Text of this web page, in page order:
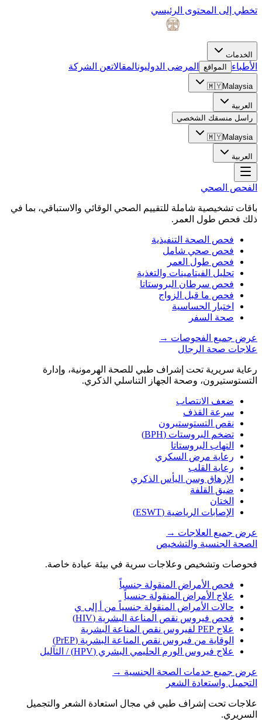
تخطي إلى المحتوى الرئيسي
الخدمات
الأطباء المواقع المرضى الدوليونالمقالاتعن الشركة
🇲🇾Malaysia
العربية
راسل منسقك الشخصي
🇲🇾Malaysia
العربية
الفحص الصحي
باقات تشخيصية شاملة للتقييم الصحي الوقائي والاستباقي، بما في
ذلك فحص طول العمر.
فحص الصحة التنفيذية
فحص صحي شامل
فحص طول العمر
تحليل الفيتامينات والتغذية
فحص سرطان البروستاتا
فحص ما قبل الزواج
اختبار الحساسية
صحة السفر
عرض جميع الفحوصات →
علاجات صحة الرجال
رعاية سريرية تحت إشراف طبي للصحة الهرمونية، وإدارة
التستوستيرون، وصحة الجهاز التناسلي الذكري.
ضعف الانتصاب
سرعة القذف
نقص التستوستيرون
تضخم البروستات (BPH)
التهاب البروستاتا
رعاية مرض السكري
رعاية القلب
الإرهاق وسن اليأس الذكري
ضيق القلفة
الختان
الإصابات الرياضية (ESWT)
عرض جميع العلاجات →
الصحة الجنسية والتشخيص
فحوصات وتشخيص وعلاجات سرية في بيئة عيادة خاصة.
فحص الأمراض المنقولة جنسياً
علاج الأمراض المنقولة جنسياً
حالات الأمراض المنقولة جنسياً من أ إلى ي
فحص فيروس نقص المناعة البشرية (HIV)
علاج PEP لفيروس نقص المناعة البشرية
الوقاية من فيروس نقص المناعة البشرية (PrEP)
علاج فيروس الورم الحليمي البشري (HPV) / الثآليل
عرض جميع خدمات الصحة الجنسية →
التجميل واستعادة الشعر
علاجات تحت إشراف طبي في مجال استعادة الشعر والتجميل
السريري.